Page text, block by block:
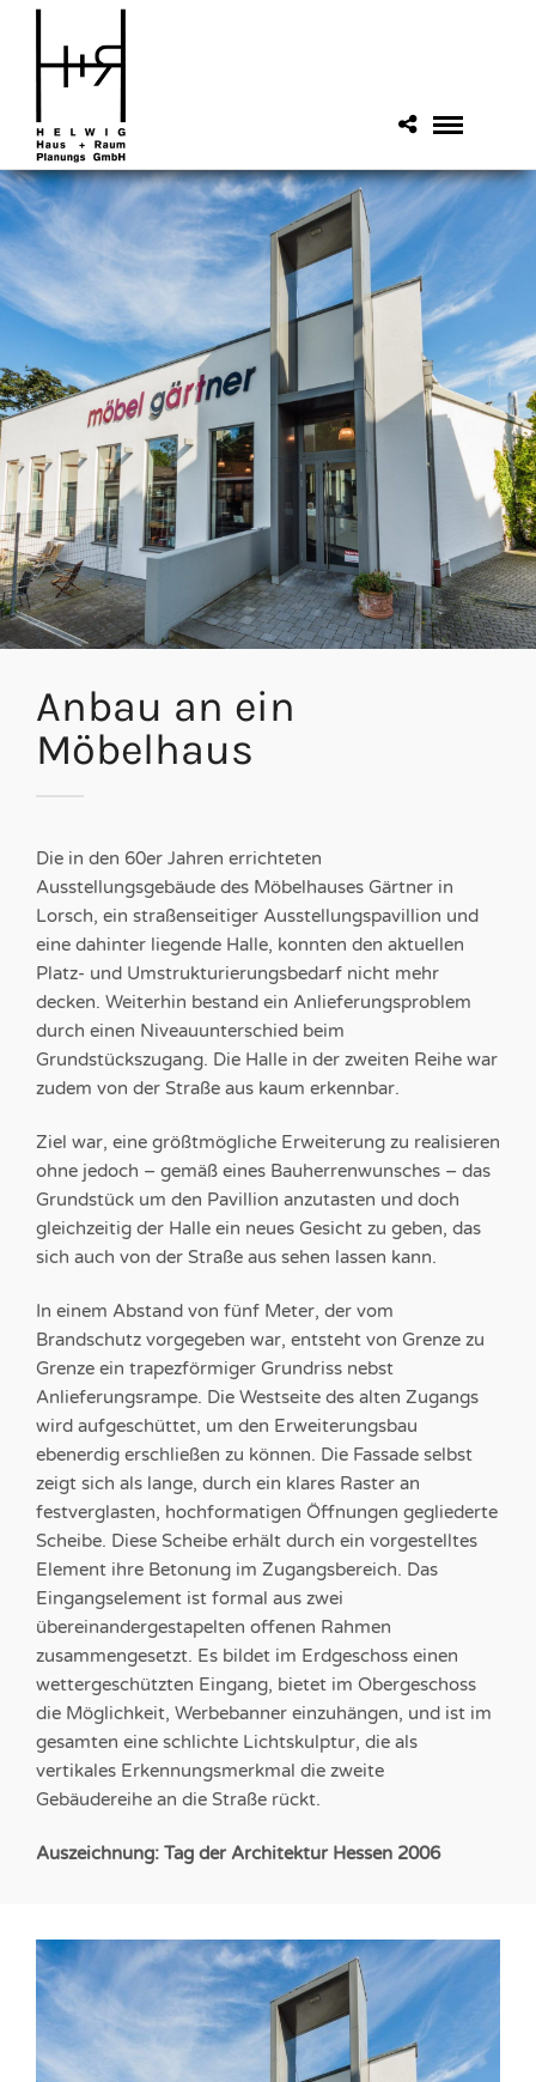
Anbau an ein
Möbelhaus
Die in den 60er Jahren errichteten
Ausstellungsgebäude des Möbelhauses Gärtner in
Lorsch, ein straßenseitiger Ausstellungspavillion und
eine dahinter liegende Halle, konnten den aktuellen
Platz- und Umstrukturierungsbedarf nicht mehr
decken. Weiterhin bestand ein Anlieferungsproblem
durch einen Niveauunterschied beim
Grundstückszugang. Die Halle in der zweiten Reihe war
zudem von der Straße aus kaum erkennbar.
Ziel war, eine größtmögliche Erweiterung zu realisieren
ohne jedoch – gemäß eines Bauherrenwunsches – das
Grundstück um den Pavillion anzutasten und doch
gleichzeitig der Halle ein neues Gesicht zu geben, das
sich auch von der Straße aus sehen lassen kann.
In einem Abstand von fünf Meter, der vom
Brandschutz vorgegeben war, entsteht von Grenze zu
Grenze ein trapezförmiger Grundriss nebst
Anlieferungsrampe. Die Westseite des alten Zugangs
wird aufgeschüttet, um den Erweiterungsbau
ebenerdig erschließen zu können. Die Fassade selbst
zeigt sich als lange, durch ein klares Raster an
festverglasten, hochformatigen Öffnungen gegliederte
Scheibe. Diese Scheibe erhält durch ein vorgestelltes
Element ihre Betonung im Zugangsbereich. Das
Eingangselement ist formal aus zwei
übereinandergestapelten offenen Rahmen
zusammengesetzt. Es bildet im Erdgeschoss einen
wettergeschützten Eingang, bietet im Obergeschoss
die Möglichkeit, Werbebanner einzuhängen, und ist im
gesamten eine schlichte Lichtskulptur, die als
vertikales Erkennungsmerkmal die zweite
Gebäudereihe an die Straße rückt.
Auszeichnung: Tag der Architektur Hessen 2006